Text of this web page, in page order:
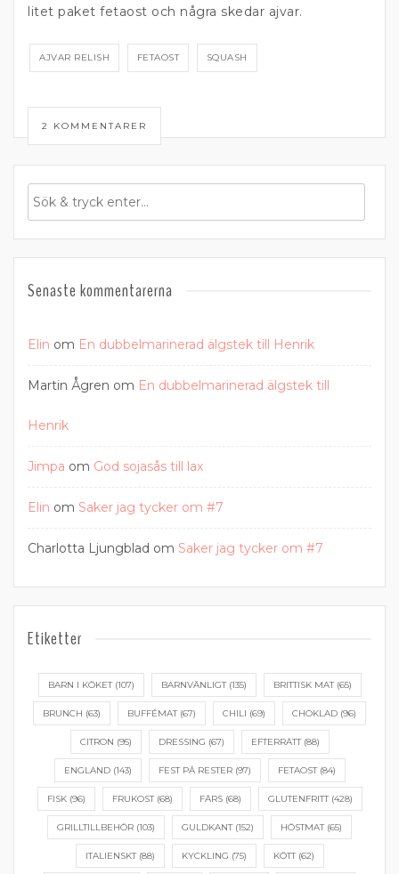
litet paket fetaost och några skedar ajvar.
AJVAR RELISH FETAOST SQUASH
2 KOMMENTARER
Senaste kommentarerna
Elin om En dubbelmarinerad älgstek till Henrik
Martin Ågren om En dubbelmarinerad älgstek till
Henrik
Jimpa om God sojasås till lax
Elin om Saker jag tycker om #7
Charlotta Ljungblad om Saker jag tycker om #7
Etiketter
BARN I KÖKET(107) BARNVÄNLIGT(135) BRITTISK MAT(65)
BRUNCH (63) BUFFÉMAT(67) CHILI (69) CHOKLAD (96)
CITRON (95) DRESSING (67) EFTERRÄTT(88)
ENGLAND(143) FEST PÅ RESTER(97) FETAOST(84)
FISK(96) FRUKOST(68) FÄRS(68) GLUTENFRITT(428)
GRILLTILLBEHÖR (103) GULDKANT(152) HÖSTMAT(65)
ITALIENSKT(88) KYCKLING (75) KÖTT(62)